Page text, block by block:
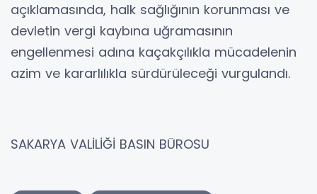
açıklamasında, halk sağlığının korunması ve
devletin vergi kaybına uğramasının
engellenmesi adına kaçakçılıkla mücadelenin
azim ve kararlılıkla sürdürüleceği vurgulandı.
SAKARYA VALİLİĞİ BASIN BÜROSU